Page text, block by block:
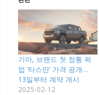
기아, 브랜드 첫 정통 픽
업 ‘타스만’ 가격 공개…
13일부터 계약 개시
2025-02-12